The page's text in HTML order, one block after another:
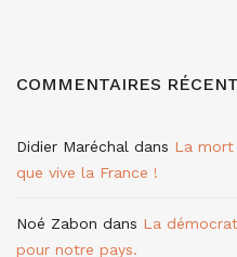
COMMENTAIRES
Didier Maréchal dans La mort
que vive la France !
Noé Zabon dans La
pour notre pays.